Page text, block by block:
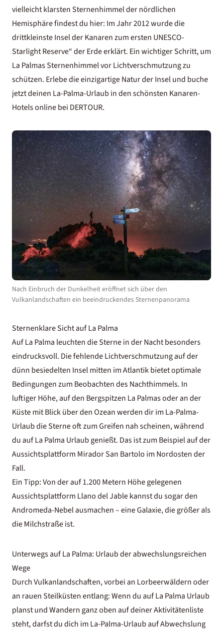
vielleicht klarsten Sternenhimmel der nördlichen
Hemisphäre findest du hier: Im Jahr 2012 wurde die
drittkleinste Insel der Kanaren zum ersten UNESCO-
Starlight Reserve“ der Erde erklärt. Ein wichtiger Schritt, um
La Palmas Sternenhimmel vor Lichtverschmutzung zu
schützen. Erlebe die einzigartige Natur der Insel und buche
jetzt deinen La-Palma-Urlaub in denschönsten Kanaren-
Hotelsonline bei DERTOUR.
Nach Einbruch der Dunkelheit eröffnet sich über den
Vulkanlandschaften ein beeindruckendes Sternenpanorama
Sternenklare Sicht auf La Palma
Auf La Palma leuchten die Sterne in der Nacht besonders
eindrucksvoll. Die fehlende Lichtverschmutzung auf der
dünn besiedelten Insel mitten im Atlantik bietet optimale
Bedingungen zum Beobachten des Nachthimmels. In
luftiger Höhe, auf den Bergspitzen La Palmas oder an der
Küste mit Blick über den Ozean werden dir im La-Palma-
Urlaub die Sterne oft zum Greifen nah scheinen, während
du auf La Palma Urlaub genießt. Das ist zum Beispiel auf der
Aussichtsplattform Mirador San Bartolo im Nordosten der
Fall.
Ein Tipp: Von der auf 1.200 Metern Höhe gelegenen
Aussichtsplattform Llano del Jable kannst du sogar den
Andromeda-Nebel ausmachen – eine Galaxie, die größer als
die Milchstraße ist.
Unterwegs auf La Palma: Urlaub der abwechslungsreichen
Wege
Durch Vulkanlandschaften, vorbei an Lorbeerwäldern oder
an rauen Steilküsten entlang: Wenn du auf La Palma Urlaub
planst und Wandern ganz oben auf deiner Aktivitätenliste
steht, darfst du dich im La-Palma-Urlaub auf Abwechslung